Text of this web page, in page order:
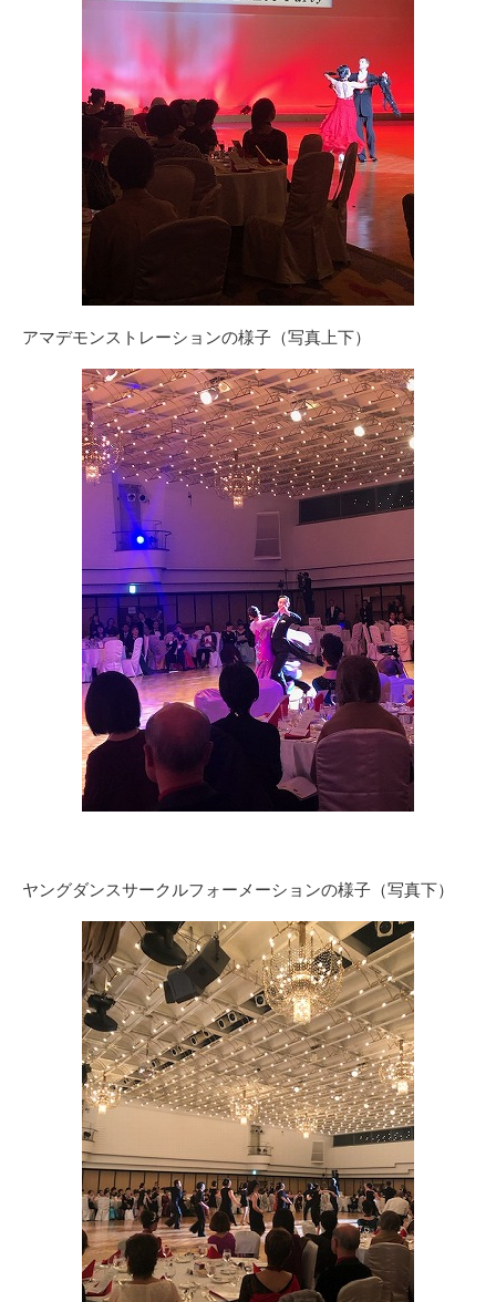
アマデモンストレーションの様子（写真上下）
ヤングダンスサークルフォーメーションの様子（写真下）